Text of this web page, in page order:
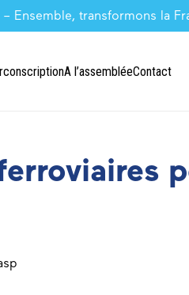
Ensemble, transformons la
A l’assembléeContact